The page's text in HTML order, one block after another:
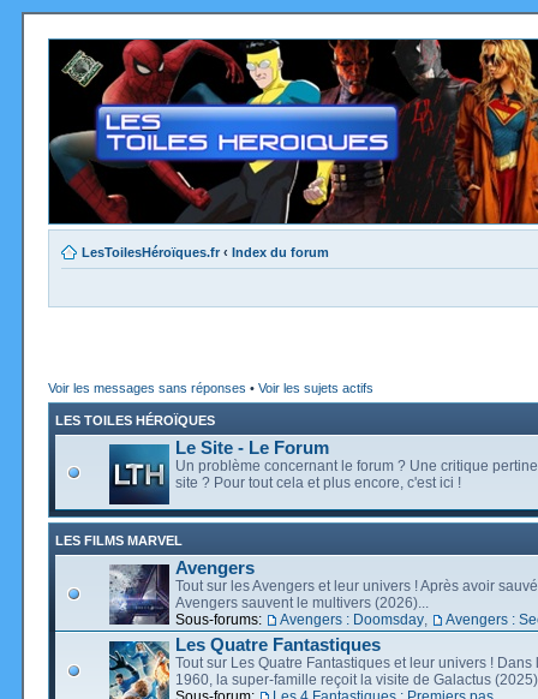
LesToilesHéroïques.fr ‹ Index du forum
Voir les messages sans réponses • Voir les sujets actifs
LES TOILES HÉROÏQUES
Le Site - Le Forum
Un problème concernant le forum ? Une critique
site ? Pour tout cela et plus encore, c'est ici !
LES FILMS MARVEL
Avengers
Tout sur les Avengers et leur univers ! Après avoir
Avengers sauvent le multivers (2026)...
Sous-forums:
Avengers : Doomsday Avengers :
Les Quatre Fantastiques
Tout sur Les Quatre Fantastiques et leur univers ! Dans
1960, la super-famille reçoit la visite de Galactus